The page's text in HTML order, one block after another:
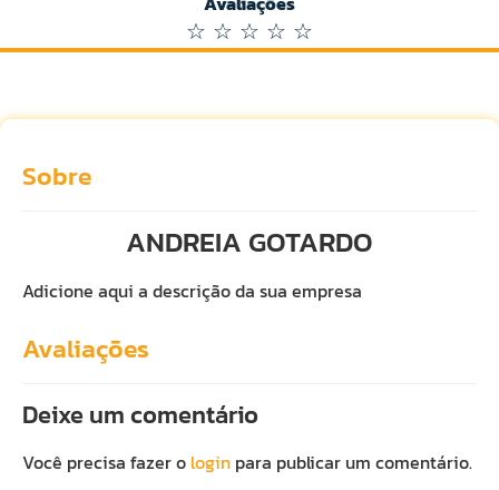
☆ ☆ ☆ ☆ ☆
Sobre
ANDREIA GOTARDO
Adicione aqui a descrição da sua empresa
Avaliações
Deixe um comentário
Você precisa fazer o login para publicar um comentário.